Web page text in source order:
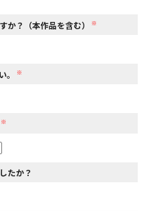
か？（本作品を含む） ※
。 ※
※
たか？